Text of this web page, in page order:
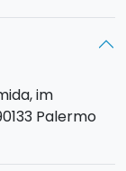
inmitten
private Tour,
Es
20:00 Uhr.
im
Palermo